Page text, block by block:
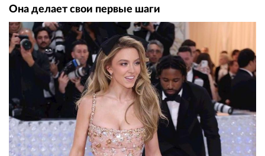
Она делает свои первые шаги